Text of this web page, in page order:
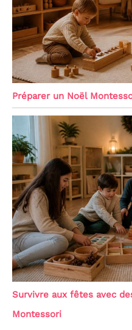
Préparer un Noël
Survivre aux fêtes avec
Montessori